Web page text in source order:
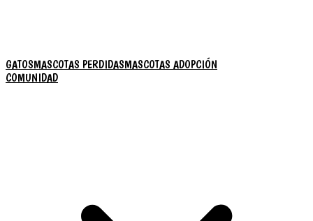
GATOSMASCOTAS PERDIDASMASCOTAS ADOPCIÓN
COMUNIDAD